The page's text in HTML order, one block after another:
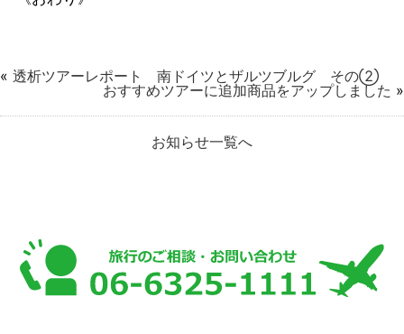
« 透析ツアーレポート 南ドイツとザルツブルグ その②
おすすめツアーに追加商品をアップしました »
お知らせ一覧へ